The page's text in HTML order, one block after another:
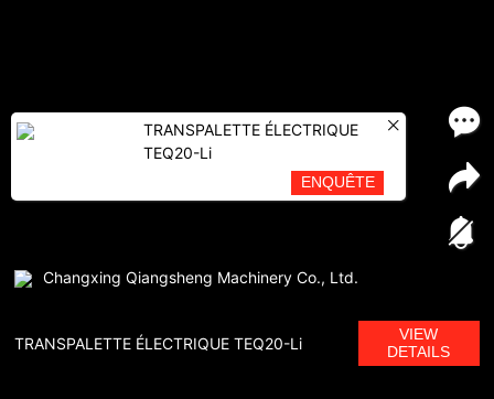
Changxing Qiangsheng Machinery Co., Ltd.
TRANSPALETTE ÉLECTRIQUE TEQ20-Li
VIEW
DETAILS
TRANSPALETTE ÉLECTRIQUE
TEQ20-Li
ENQUÊTE